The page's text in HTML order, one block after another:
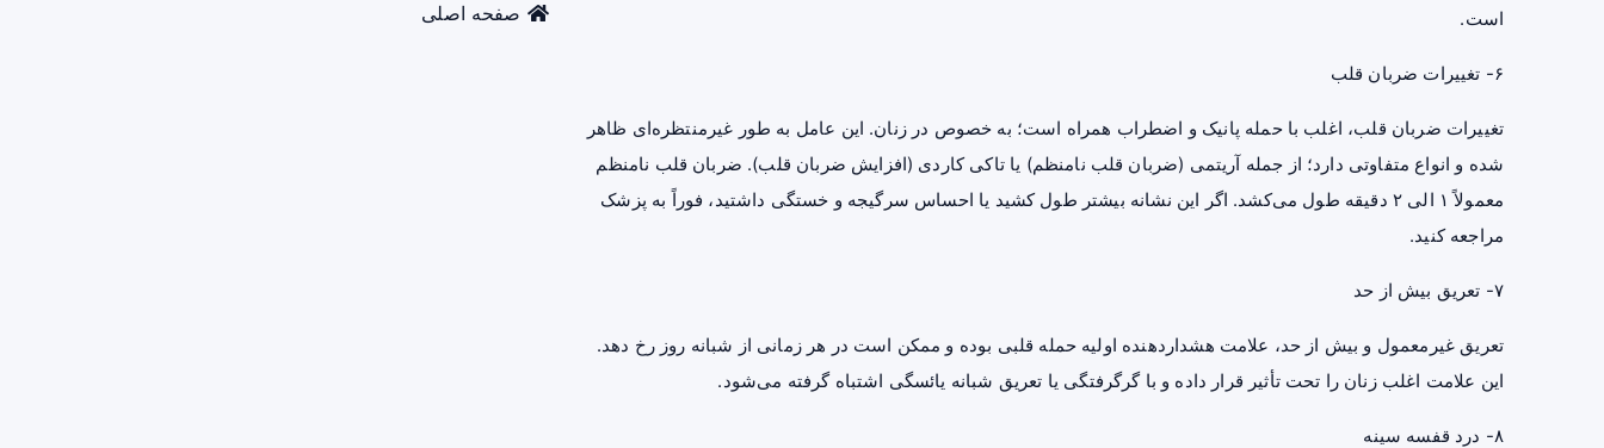
است.
۶- تغییرات ضربان قلب
تغییرات ضربان قلب، اغلب با حمله پانیک و اضطراب همراه است؛ به خصوص در زنان. این عامل به طور غیرمنتظره‌ای ظاهر
شده و انواع متفاوتی دارد؛ از جمله آریتمی (ضربان قلب نامنظم) یا تاکی کاردی (افزایش ضربان قلب). ضربان قلب نامنظم
معمولاً ۱ الی ۲ دقیقه طول می‌کشد. اگر این نشانه بیشتر طول کشید یا احساس سرگیجه و خستگی داشتید، فوراً به پزشک
مراجعه کنید.
۷- تعریق بیش از حد
تعریق غیرمعمول و بیش از حد، علامت هشدار‌دهنده اولیه حمله قلبی بوده و ممکن است در هر زمانی از شبانه روز رخ دهد.
این علامت اغلب زنان را تحت تأثیر قرار داده و با گرگرفتگی یا تعریق شبانه یائسگی اشتباه گرفته می‌شود.
۸- درد قفسه سینه
صفحه اصلی